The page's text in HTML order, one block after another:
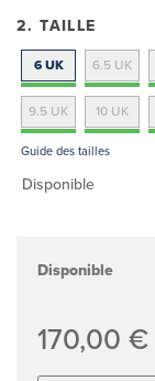
2. TAILLE
6 UK 6.5 UK
9.5 UK 10 UK
Guide des tailles
Disponible
Disponible
170,00 €